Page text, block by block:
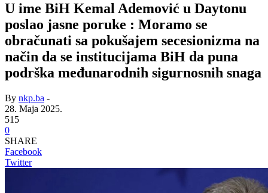
U ime BiH Kemal Ademović u Daytonu
poslao jasne poruke : Moramo se
obračunati sa pokušajem secesionizma na
način da se institucijama BiH da puna
podrška međunarodnih sigurnosnih snaga
By nkp.ba -
28. Maja 2025.
515
0
SHARE
Facebook
Twitter